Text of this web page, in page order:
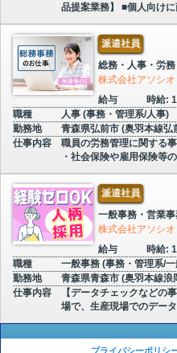
品提案業務】 ■個人向け
派遣社員
総務・人事・労務
株式会社アソシオ
給与
時給:
職種
人事 (事務・管理系/人事)
勤務地
青森県弘前市 (奥羽本線弘
仕事内容
職員の労務管理に関する
・社会保険や雇用保険等
派遣社員
一般事務・営業
株式会社アソシオ
給与
時給:
職種
一般事務 (事務・管理系/
勤務地
青森県青森市 (奥羽本線浪
仕事内容
【データチェックなどの
場で、生産現場でのデー
プライバシーポリシ